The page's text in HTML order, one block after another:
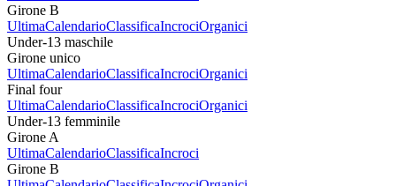
Girone B
UltimaCalendarioClassificaIncrociOrganici
Under-13 maschile
Girone unico
UltimaCalendarioClassificaIncrociOrganici
Final four
UltimaCalendarioClassificaIncrociOrganici
Under-13 femminile
Girone A
UltimaCalendarioClassificaIncroci
Girone B